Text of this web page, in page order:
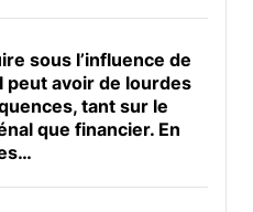
sous l’influence de
peut avoir de lourdes
tant sur le
que financier. En